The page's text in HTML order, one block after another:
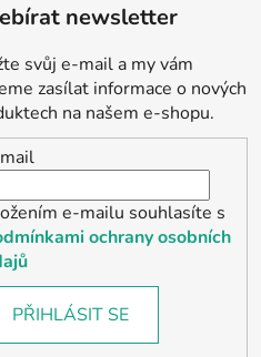
newsletter
svůj e-mail a my vám
zasílat informace o nových
na našem e-shopu.
e-mailu souhlasíte s
ochrany osobních
PŘIHLÁSIT SE